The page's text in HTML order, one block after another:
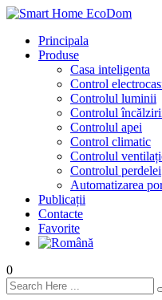
Principala
Produse
Casa inteligenta
Control
Controlul luminii
Controlul
Controlul apei
Control climatic
Controlul
Сontrolul perdelei
Automatizarea
Publicații
Contacte
Favorite
0